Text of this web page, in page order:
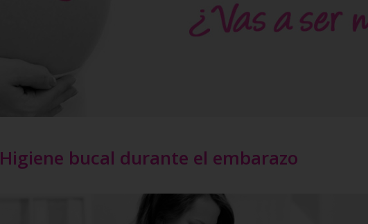
Higiene bucal durante el embarazo